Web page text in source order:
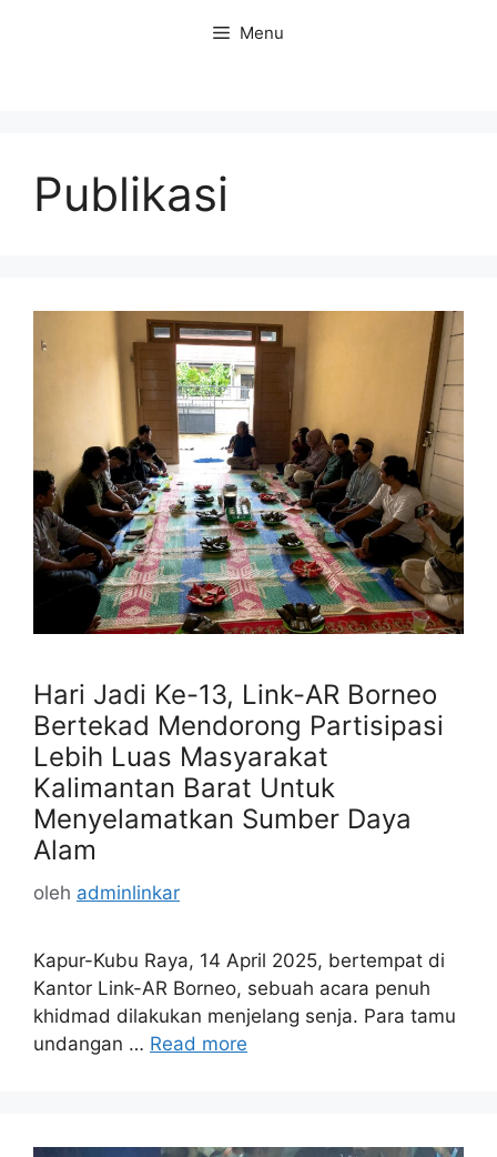
Menu
Publikasi
Hari Jadi Ke-13, Link-AR Borneo
Bertekad Mendorong Partisipasi
Lebih Luas Masyarakat
Kalimantan Barat Untuk
Menyelamatkan Sumber Daya
Alam
oleh adminlinkar
Kapur-Kubu Raya, 14 April 2025, bertempat di
Kantor Link-AR Borneo, sebuah acara penuh
khidmad dilakukan menjelang senja. Para tamu
undangan … Read more